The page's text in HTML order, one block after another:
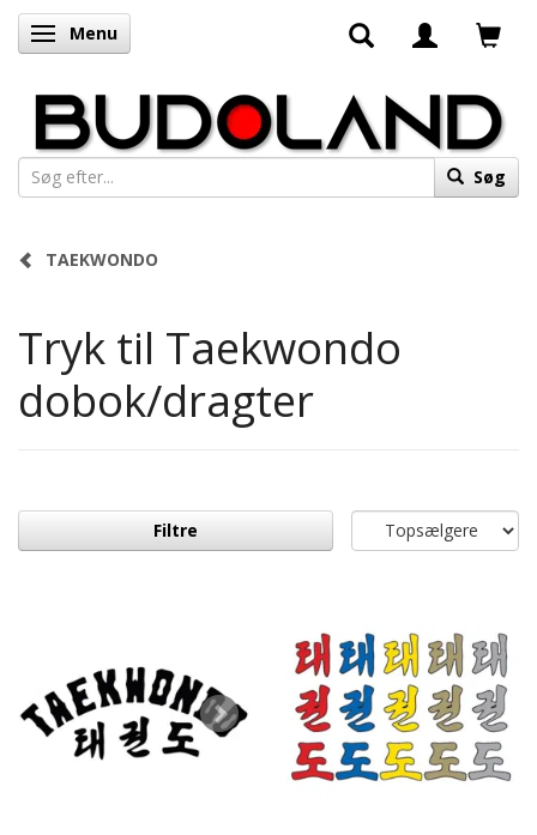
Skifte navigation
Menu
Søg
TAEKWONDO
Tryk til Taekwondo
dobok/dragter
Filtre